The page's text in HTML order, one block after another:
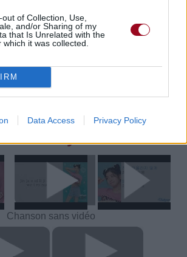
of Collection, Use,
and/or Sharing of my
that Is Unrelated with the
it was collected.
Data Access Privacy Policy
et des CD sur
de musique ou une partition au
Téléchargement
Chanson sans vidéo